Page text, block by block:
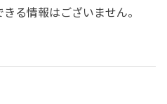
る情報はございません。